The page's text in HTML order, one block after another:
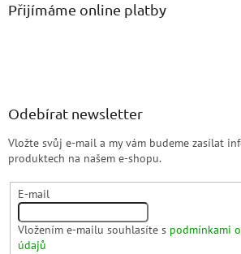
Přijímáme online platby
Odebírat newsletter
Vložte svůj e-mail a my vám budeme zasílat
produktech na našem e-shopu.
E-mail
Vložením e-mailu souhlasíte s podmínkami
údajů